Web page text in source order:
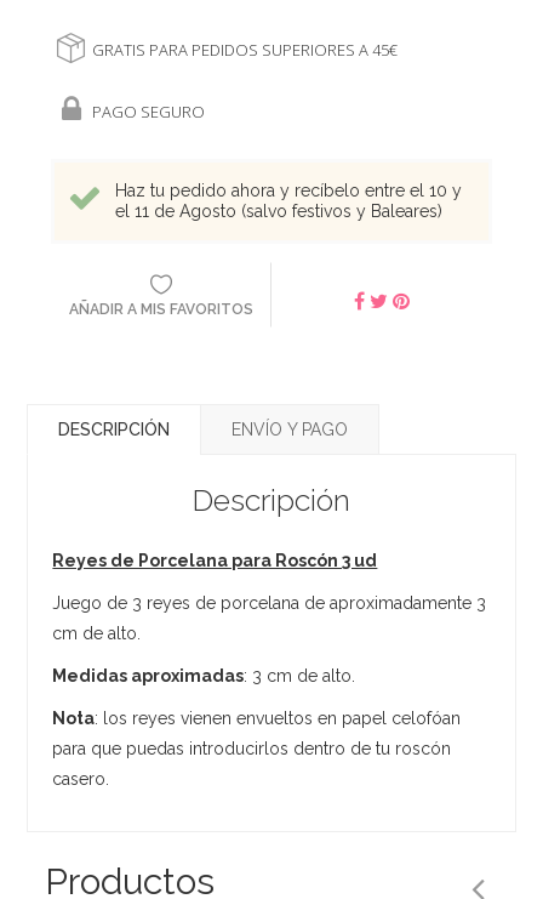
GRATIS PARA PEDIDOS SUPERIORES A 45€
PAGO SEGURO
Haz tu pedido ahora y recíbelo entre el 10 y
el 11 de Agosto (salvo festivos y Baleares)
AÑADIR A MIS FAVORITOS
DESCRIPCIÓN ENVÍO Y PAGO
Descripción
Reyes de Porcelana para Roscón 3 ud
Juego de 3 reyes de porcelana de aproximadamente 3
cm de alto.
Medidas aproximadas: 3 cm de alto.
Nota: los reyes vienen envueltos en papel celofóan
para que puedas introducirlos dentro de tu roscón
casero.
Productos